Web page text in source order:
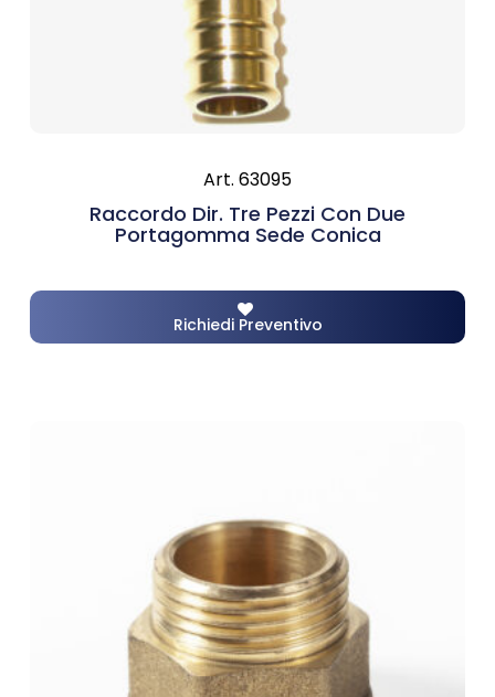
Art. 63095
Raccordo Dir. Tre Pezzi Con Due
Portagomma Sede Conica
Richiedi Preventivo